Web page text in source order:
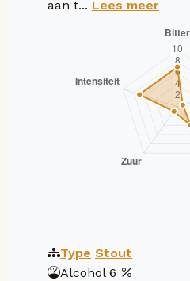
aan t... Lees meer
Type Stout
Alcohol 6